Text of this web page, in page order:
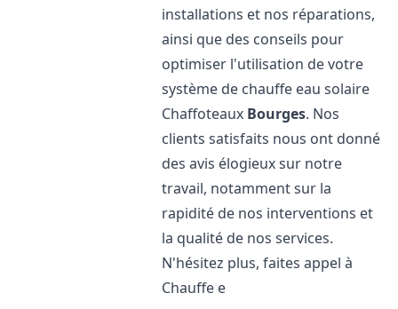
installations et nos réparations,
ainsi que des conseils pour
optimiser l'utilisation de votre
système de chauffe eau solaire
Chaffoteaux Bourges. Nos
clients satisfaits nous ont donné
des avis élogieux sur notre
travail, notamment sur la
rapidité de nos interventions et
la qualité de nos services.
N'hésitez plus, faites appel à
Chauffe e